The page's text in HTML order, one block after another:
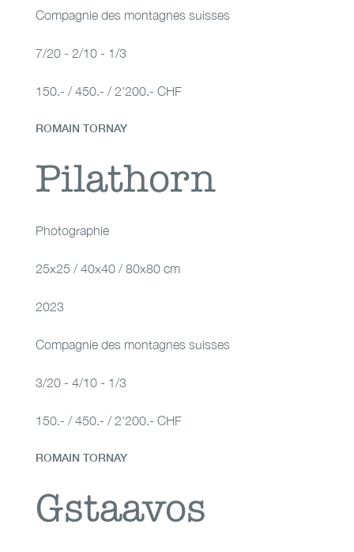
Compagnie des montagnes suisses
7/20 - 2/10 - 1/3
150.- / 450.- / 2'200.- CHF
Pilathorn
ROMAIN TORNAY
Pilathorn
Photographie
25x25 / 40x40 / 80x80 cm
2023
Compagnie des montagnes suisses
3/20 - 4/10 - 1/3
150.- / 450.- / 2'200.- CHF
Gstaavos
ROMAIN TORNAY
Gstaavos